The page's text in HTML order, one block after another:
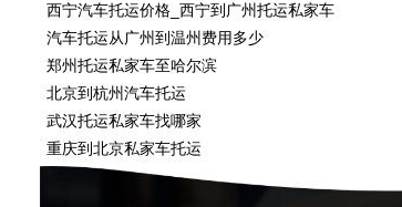
西宁汽车托运价格_西宁到广州托运私家车
汽车托运从广州到温州费用多少
郑州托运私家车至哈尔滨
北京到杭州汽车托运
武汉托运私家车找哪家
重庆到北京私家车托运